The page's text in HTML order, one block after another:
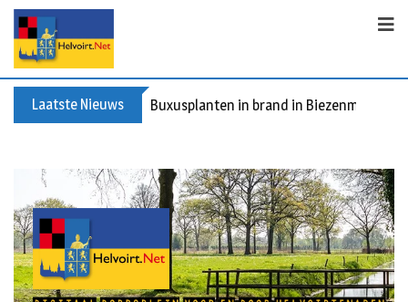
Laatste Nieuws Buxusplanten in brand in Biezenmortel,